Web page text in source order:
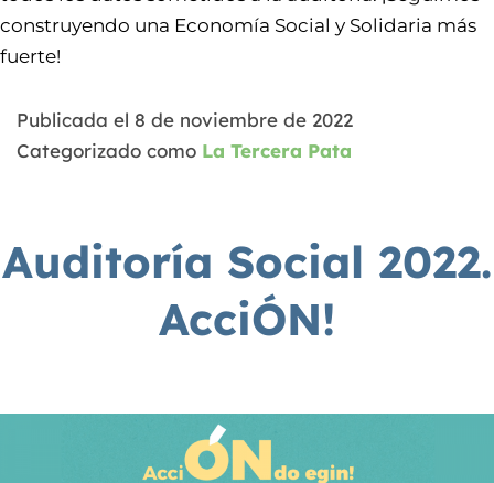
construyendo una Economía Social y Solidaria más
fuerte!
Publicada el 8 de noviembre de 2022
Categorizado como La Tercera Pata
Auditoría Social 2022.
AcciÓN!